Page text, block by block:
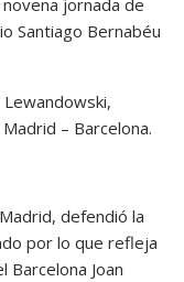
Santiago Bernabéu
Lewandowski,
– Barcelona.
defendió la
por lo que refleja
Joan